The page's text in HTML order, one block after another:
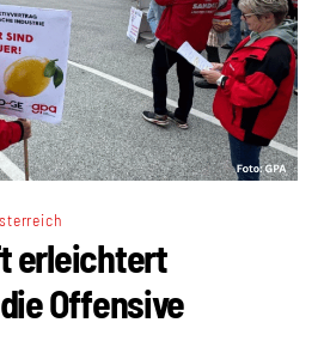
erleichtert
Offensive